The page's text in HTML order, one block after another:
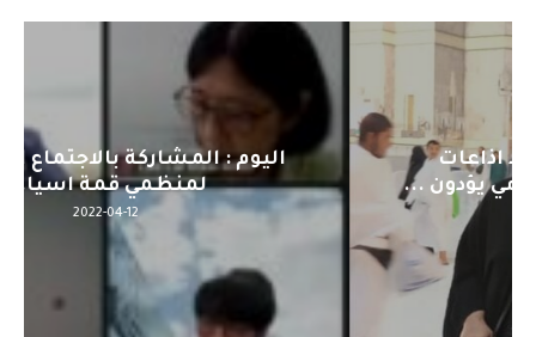
اليوم : المشاركة بالاجتماع التحضيري
لمنظمي قمة اسيا...